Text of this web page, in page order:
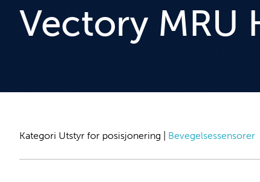
Vectory MRU
Kategori Utstyr for posisjonering Bevegelsessensorer